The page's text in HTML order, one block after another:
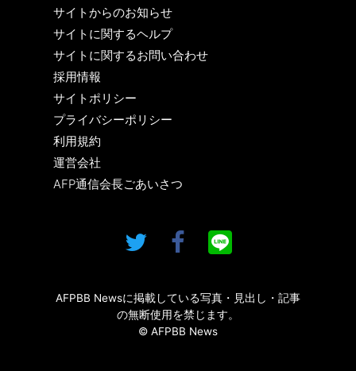
サイトからのお知らせ
サイトに関するヘルプ
サイトに関するお問い合わせ
採用情報
サイトポリシー
プライバシーポリシー
利用規約
運営会社
AFP通信会長ごあいさつ
AFPBB Newsに掲載している写真・見出し・記事
の無断使用を禁じます。
© AFPBB News